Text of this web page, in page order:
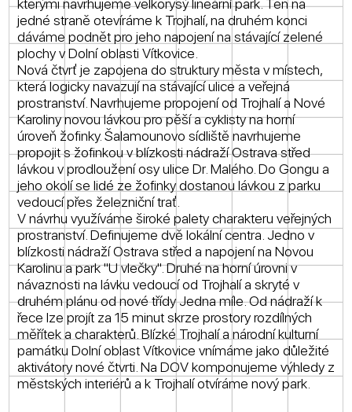
jedné straně otevíráme k Trojhalí, na druhém konci
dáváme podnět pro jeho napojení na stávající zelené
plochy v Dolní oblasti Vítkovice.
Nová čtvrť je zapojena do struktury města v místech,
která logicky navazují na stávající ulice a veřejná
prostranství. Navrhujeme propojení od Trojhalí a Nové
Karoliny novou lávkou pro pěší a cyklisty na horní
úroveň žofinky. Šalamounovo sídliště navrhujeme
propojit s žofinkou v blízkosti nádraží Ostrava střed
lávkou v prodloužení osy ulice Dr. Malého. Do Gongu a
jeho okolí se lidé ze žofinky dostanou lávkou z parku
vedoucí přes železniční trať.
V návrhu využíváme široké palety charakteru veřejných
prostranství. Definujeme dvě lokální centra. Jedno v
blízkosti nádraží Ostrava střed a napojení na Novou
Karolinu a park "U vlečky". Druhé na horní úrovni v
návaznosti na lávku vedoucí od Trojhalí a skryté v
druhém plánu od nové třídy Jedna míle. Od nádraží k
řece lze projít za 15 minut skrze prostory rozdílných
měřítek a charakterů. Blízké Trojhalí a národní kulturní
památku Dolní oblast Vítkovice vnímáme jako důležité
aktivátory nové čtvrti. Na DOV komponujeme výhledy z
městských interiérů a k Trojhalí otvíráme nový park.